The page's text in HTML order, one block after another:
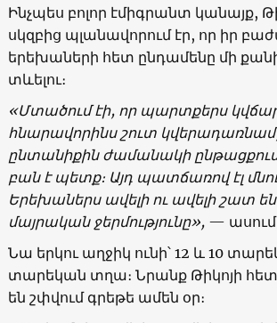
Ինչպես բոլոր էմիգրանտ կանայք,
սկզբից պլանավորում էր, որ իր
երեխաների հետ ընդամենը մի
տևելու։
«Մտածում էի, որ պարտքերս
հնարավորինս շուտ
ընտանիքին ժամանակի
բան է պետք։ Այդ պատճառով էլ
Երեխաներս ավելի ու ավելի շատ
մայրական ջերմությունը»,— ասում
Նա երկու աղջիկ ունի՝ 12 և 10
տարեկան տղա։ Նրանք Թիկոյի
են շփվում գրեթե ամեն օր։